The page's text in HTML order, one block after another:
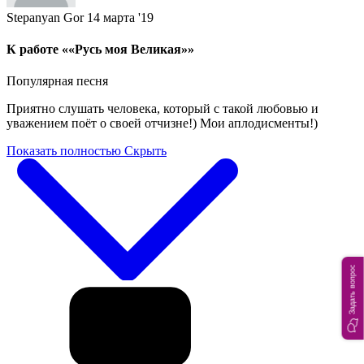
Stepanyan Gor 14 марта '19
К работе ««Русь моя Великая»»
Популярная песня
Приятно слушать человека, который с такой любовью и
уважением поёт о своей отчизне!) Мои аплодисменты!)
Показать полностью Скрыть
Задать вопрос